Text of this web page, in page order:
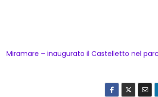
Miramare – inaugurato il Castelletto nel